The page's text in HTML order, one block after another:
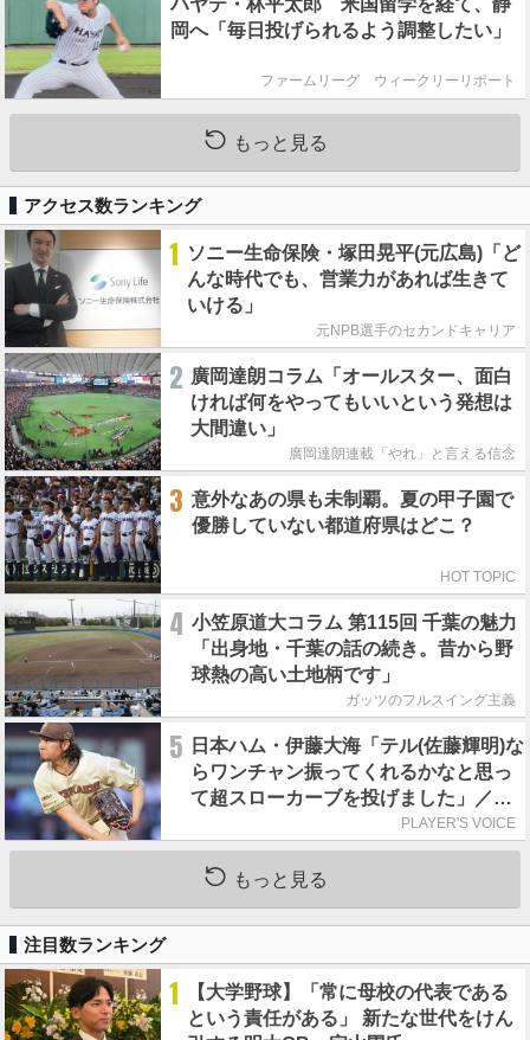
岡へ「毎日投げられるよう調整したい」
ファームリーグ ウィークリーリポート
もっと見る
アクセス数ランキング
1 ソニー生命保険・塚田晃平(元広島)「ど
んな時代でも、営業力があれば生きて
いける」
元NPB選手のセカンドキャリア
2 廣岡達朗コラム「オールスター、面白
ければ何をやってもいいという発想は
大間違い」
廣岡達朗連載「やれ」と言える信念
3 意外なあの県も未制覇。夏の甲子園で
優勝していない都道府県はどこ？
HOT TOPIC
4 小笠原道大コラム 第115回 千葉の魅力
「出身地・千葉の話の続き。昔から野
球熱の高い土地柄です」
ガッツのフルスイング主義
5
日本ハム・伊藤大海「テル(佐藤輝明)な
らワンチャン振ってくれるかなと思っ
て超スローカーブを投げました」／魔
PLAYER'S VOICE
もっと見る
注目数ランキング
1
【大学野球】「常に母校の代表である
という責任がある」 新たな世代をけん